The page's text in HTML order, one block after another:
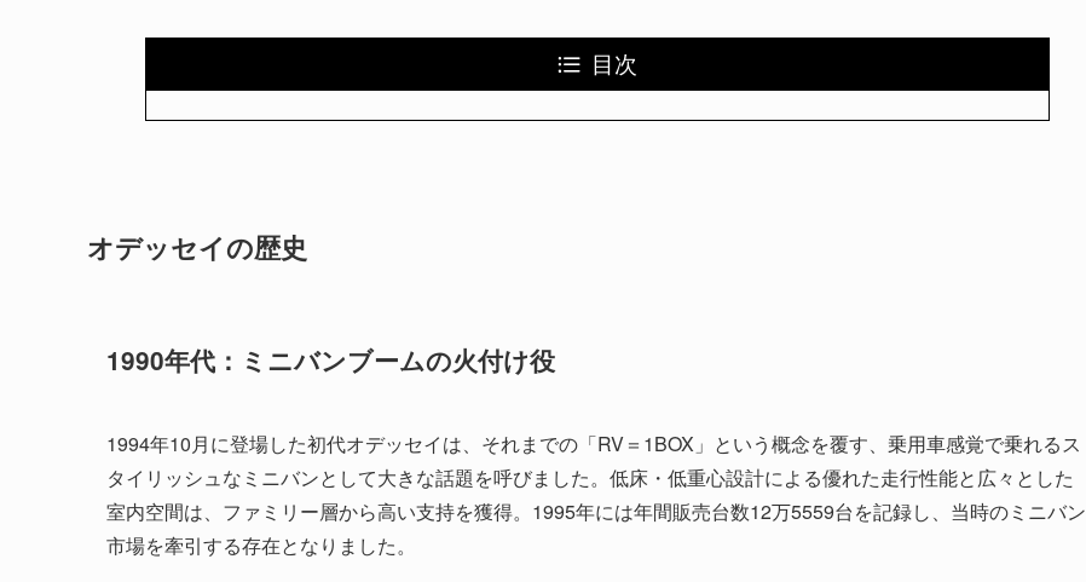
目次
オデッセイの歴史
1990年代：ミニバンブームの火付け役
1994年10月に登場した初代オデッセイは、それまでの「RV＝1BOX」という概念を覆す、乗用車感覚で乗れるス
タイリッシュなミニバンとして大きな話題を呼びました。低床・低重心設計による優れた走行性能と広々とした
室内空間は、ファミリー層から高い支持を獲得。1995年には年間販売台数12万5559台を記録し、当時のミニバン
市場を牽引する存在となりました。